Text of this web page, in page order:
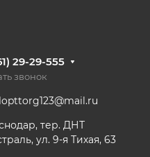
29-29-555
звонок
тер. ДНТ
ул. 9-я Тихая, 63